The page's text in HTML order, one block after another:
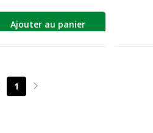
Ajouter au panier
précédente
1 Page suivante